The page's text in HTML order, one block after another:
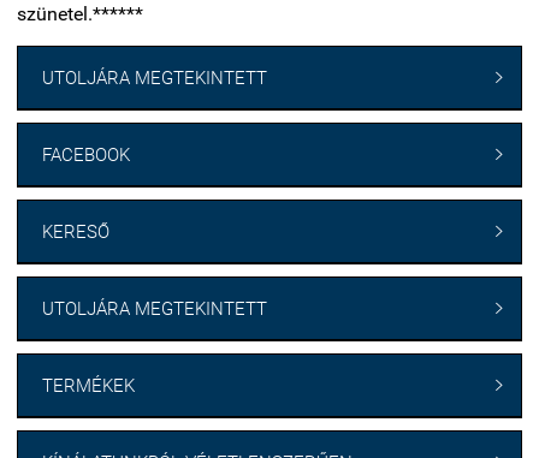
szünetel.******
UTOLJÁRA MEGTEKINTETT 
FACEBOOK 
KERESŐ 
UTOLJÁRA MEGTEKINTETT 
TERMÉKEK 